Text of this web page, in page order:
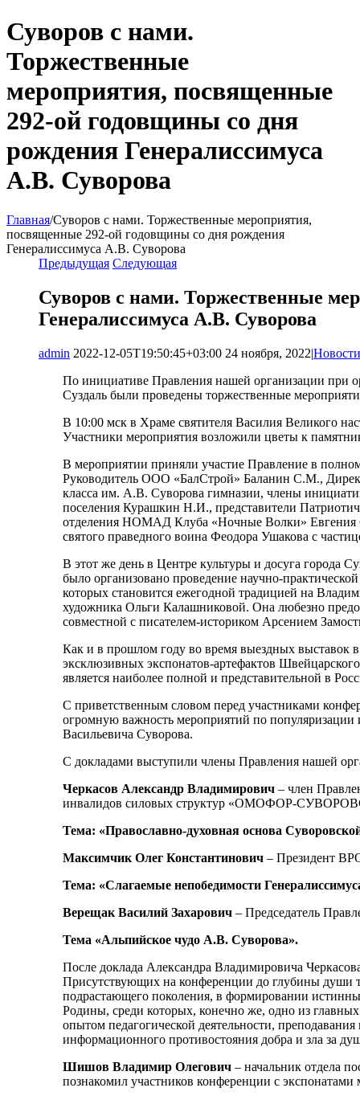
Суворов с нами.
Торжественные
мероприятия, посвященные
292-ой годовщины со дня
рождения Генералиссимуса
А.В. Суворова
Главная/Суворов с нами. Торжественные мероприятия,
посвященные 292-ой годовщины со дня рождения
Генералиссимуса А.В. Суворова
Предыдущая Следующая
Суворов с нами. Торжественные
Генералиссимуса А.В. Суворова
admin 2022-12-05T19:50:45+03:00 24 ноября, 2022|Новости
По инициативе Правления нашей организации при
Суздаль были проведены торжественные
В 10:00 мск в Храме святителя Василия Великого
Участники мероприятия возложили цветы к
В мероприятии приняли участие Правление в
Руководитель ООО «БалСтрой» Баланин С.М.,
класса им. А.В. Суворова гимназии, члены
поселения Курашкин Н.И., представители
отделения НОМАД Клуба «Ночные Волки» Евгения
святого праведного воина Феодора Ушакова с
В этот же день в Центре культуры и досуга города
было организовано проведение научно-
которых становится ежегодной традицией на
художника Ольги Калашниковой. Она любезно
совместной с писателем-историком Арсением
Как и в прошлом году во время выездных выставок
эксклюзивных экспонатов-артефактов
является наиболее полной и представительной в
С приветственным словом перед участниками
огромную важность мероприятий по популяризации
Васильевича Суворова.
С докладами выступили члены Правления нашей
Черкасов Александр Владимирович – член
инвалидов силовых структур «ОМОФОР-
Тема: «Православно-духовная основа
Максимчик Олег Константинович – Президент
Тема: «Слагаемые непобедимости
Верещак Василий Захарович – Председатель
Тема «Альпийское чудо А.В. Суворова».
После доклада Александра Владимировича
Присутствующих на конференции до глубины души
подрастающего поколения, в формировании
Родины, среди которых, конечно же, одно из
опытом педагогической деятельности,
информационного противостояния добра и зла за
Шишов Владимир Олегович – начальник отдела
познакомил участников конференции с